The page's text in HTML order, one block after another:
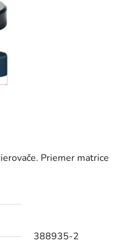
Priemer matrice
388935-2